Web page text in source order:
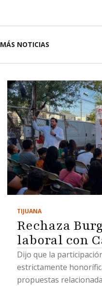
MÁS NOTICIAS
TIJUANA
Rechaza
laboral con
Dijo que la
estrictamente
propuestas